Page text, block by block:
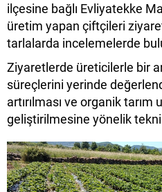
ilçesine bağlı Evliyatekke
üretim yapan çiftçileri
tarlalarda incelemelerde
Ziyaretlerde üreticilerle bir
süreçlerini yerinde
artırılması ve organik tarım
geliştirilmesine yönelik